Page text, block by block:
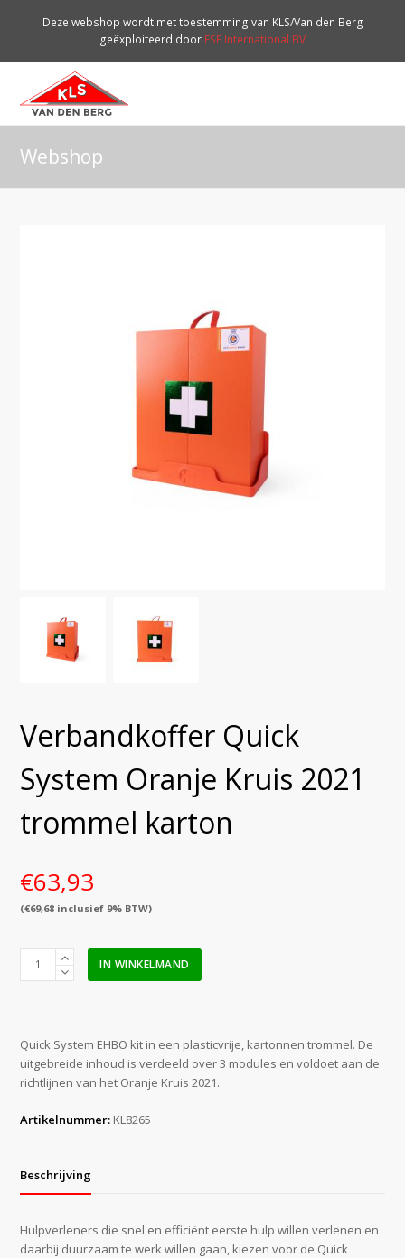
Deze webshop wordt met toestemming van KLS/Van den Berg
geëxploiteerd door ESE International BV
Webshop
Verbandkoffer Quick
System Oranje Kruis 2021
trommel karton
€63,93
(€69,68 inclusief 9% BTW)
Verbandkoffer
2021
trommel
karton
IN WINKELMAND
Quick System EHBO kit in een plasticvrije, kartonnen trommel. De
uitgebreide inhoud is verdeeld over 3 modules en voldoet aan de
richtlijnen van het Oranje Kruis 2021.
Artikelnummer: KL8265
Beschrijving
Hulpverleners die snel en efficiënt eerste hulp willen verlenen en
daarbij duurzaam te werk willen gaan, kiezen voor de Quick